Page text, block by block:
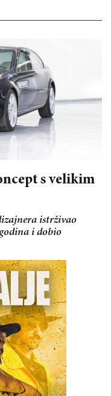
s velikim
istrživao
i dobio